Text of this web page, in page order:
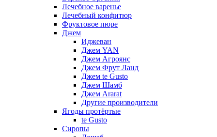
Лечебное варенье
Лечебный конфитюр
Фруктовое пюре
Джем
Иджеван
Джем YAN
Джем Агроянс
Джем Фрут Ланд
Джем te Gusto
Джем Шамб
Джем Ararat
Другие производители
Ягоды протёртые
te Gusto
Сиропы